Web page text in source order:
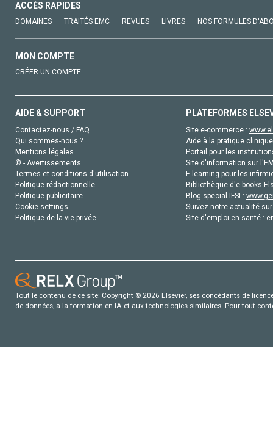
ACCÈS RAPIDES
DOMAINES TRAITÉS EMC REVUES LIVRES NOS FORMULES
MON COMPTE
CRÉER UN COMPTE
AIDE & SUPPORT
Contactez-nous / FAQ
Qui sommes-nous ?
Mentions légales
© - Avertissements
Termes et conditions d'utilisation
Politique rédactionnelle
Politique publicitaire
Cookie settings
Politique de la vie privée
PLATEFORMES
Site e-commerce :
Aide à la pratique
Portail pour les
Site d'information sur
E-learning pour les
Bibliothèque d'e-books
Blog special IFSI :
Suivez notre actualité
Site d'emploi en santé :
Tout le contenu de ce site: Copyright © 2026 Elsevier, ses concédants de
de données, a la formation en IA et aux technologies similaires. Pour tout